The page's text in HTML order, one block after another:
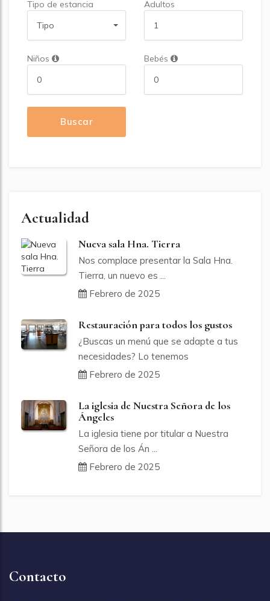
Tipo de estancia
Tipo
Adultos
Niños Bebés
Buscar
Actualidad
Nueva sala Hna. Tierra
Nos complace presentar la Sala Hna.
Tierra, un nuevo es ...
Febrero de 2025
Restauración para todos los gustos
¿Buscas un menú que se adapte a tus
necesidades? Lo tenemos
Febrero de 2025
La iglesia de Nuestra Señora de los
Ángeles
La iglesia tiene por titular a Nuestra
Señora de los Án ...
Febrero de 2025
Contacto